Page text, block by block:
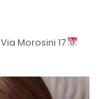
Via Morosini 17